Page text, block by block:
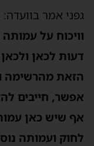
אמר בוועדה:
על עמותה
לכאן ולכאן
מהרשימה
חייבים
שיש כאן עמותה
ועמותה